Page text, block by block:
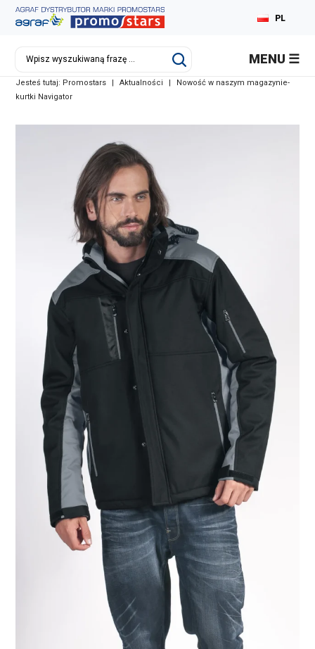
PL
MENU
Jesteś tutaj: Promostars | Aktualności |
Nowość w naszym magazynie-
kurtki Navigator